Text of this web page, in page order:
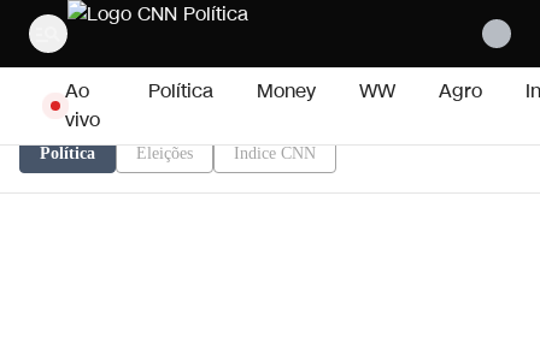
Pular para o conteúdo
Ao
vivo
Política Money WW Agro
Política Eleições Índice CNN